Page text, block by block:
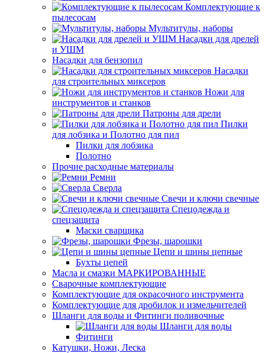
Комплектующие к
пылесосам
Мультитулы, наборы
Насадки для дрелей
и УШМ
Насадки для бензопил
Насадки
для строительных миксеров
Ножи для
инструментов и станков
Патроны для дрели
Пилки
для лобзика и Полотно для пил
Пилки для лобзика
Полотно
Прочие расходные материалы
Ремни
Сверла
Свечи и ключи свечные
Спецодежда и
спецзащита
Маски сварщика
Фрезы, шарошки
Цепи и шины цепные
Бухты цепей
Масла и смазки МАРКИРОВАННЫЕ
Сварочные комплектующие
Комплектующие для окрасочного инструмента
Комплектующие для дробилок и измельчителей
Шланги для воды и Фитинги поливочные
Шланги для воды
Фитинги
Катушки, Ножи, Леска